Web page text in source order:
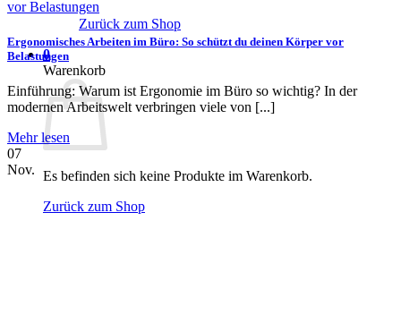
Zurück zum Shop
0
Warenkorb
Es befinden sich keine Produkte im Warenkorb.
Zurück zum Shop
Ergonomisches Arbeiten im Büro: So schützt du deinen Körper vor
Belastungen
Einführung: Warum ist Ergonomie im Büro so wichtig? In der
modernen Arbeitswelt verbringen viele von [...]
Mehr lesen
07
Nov.